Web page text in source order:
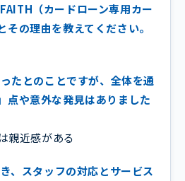
（カードローン専用カー
その理由を教えてください。
たとのことですが、全体を通
点や意外な発見はありました
親近感がある
、スタッフの対応とサービス